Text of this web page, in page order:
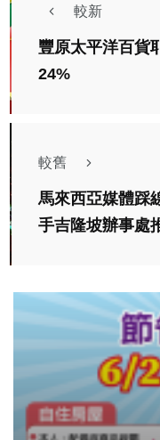
較新
豐原太平洋百貨
24%
較舊
馬來西亞媒體踩
手吉隆坡辦事處